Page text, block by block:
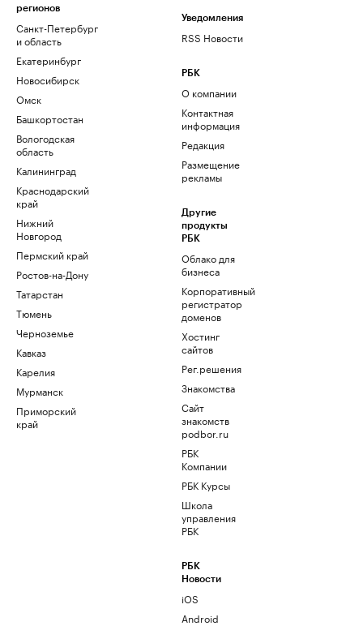
регионов
Санкт-Петербург
и область
Екатеринбург
Новосибирск
Омск
Башкортостан
Вологодская
область
Калининград
Краснодарский
край
Нижний
Новгород
Пермский край
Ростов-на-Дону
Татарстан
Тюмень
Черноземье
Кавказ
Карелия
Мурманск
Приморский
край
Уведомления
RSS Новости
РБК
О компании
Контактная
информация
Редакция
Размещение
рекламы
Другие
продукты
РБК
Облако для
бизнеса
Корпоративный
регистратор
доменов
Хостинг
сайтов
Рег.решения
Знакомства
Сайт
знакомств
podbor.ru
РБК
Компании
РБК Курсы
Школа
управления
РБК
РБК
Новости
iOS
Android